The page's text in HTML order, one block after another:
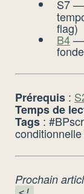
S7 —
flag)
B4—
Prérequis :
Temps de
Tags :
Prochain